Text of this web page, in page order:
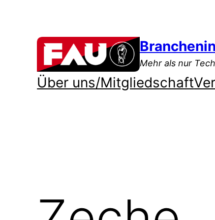
springen
Mehr als nur
Über uns/Mitgliedschaft